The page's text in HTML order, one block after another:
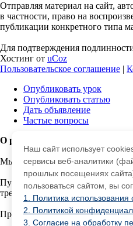
Отправляя материал на сайт,
в частности, право на
публикации конкретного типа
Для подтверждения
Хостинг от uCoz
Пользовательское соглашение |
Опубликовать урок
Опубликовать статью
Дать объявление
Частые вопросы
О работе с сайтом
Мы используем cookie.
Публикуя материалы на сайте
третьми лицами.
При этом редакция сайта
Наш сайт использует
сервисы веб-аналитики
прошлых посещениях
пользоваться сайтом, вы
1. Политика использования
2. Политикой
3. Согласие на обработку